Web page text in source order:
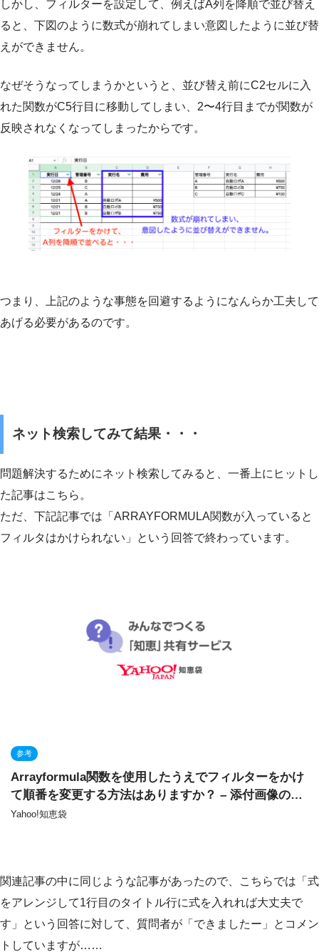
しかし、フィルターを設定して、例えばA列を降順で並び替え
ると、下図のように数式が崩れてしまい意図したように並び替
えができません。
なぜそうなってしまうかというと、並び替え前にC2セルに入
れた関数がC5行目に移動してしまい、2〜4行目までが関数が
反映されなくなってしまったからです。
つまり、上記のような事態を回避するようになんらか工夫して
あげる必要があるのです。
ネット検索してみて結果・・・
問題解決するためにネット検索してみると、一番上にヒットし
た記事はこちら。
ただ、下記記事では「ARRAYFORMULA関数が入っていると
フィルタはかけられない」という回答で終わっています。
参考
Arrayformula関数を使用したうえでフィルターをかけ
て順番を変更する方法はありますか？ – 添付画像の右
の表をフィルターで在庫数降… – Yahoo!知恵袋
Yahoo!知恵袋
関連記事の中に同じような記事があったので、こちらでは「式
をアレンジして1行目のタイトル行に式を入れれば大丈夫で
す」という回答に対して、質問者が「できましたー」とコメン
トしていますが……